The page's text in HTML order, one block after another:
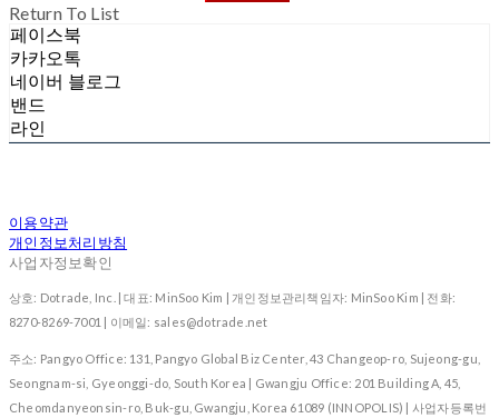
Return To List
페이스북
카카오톡
네이버 블로그
밴드
라인
이용약관
개인정보처리방침
사업자정보확인
상호: Dotrade, Inc. | 대표: MinSoo Kim | 개인정보관리책임자: MinSoo Kim | 전화:
8270-8269-7001 | 이메일: sales@dotrade.net
주소: Pangyo Office: 131, Pangyo Global Biz Center, 43 Changeop-ro, Sujeong-gu,
Seongnam-si, Gyeonggi-do, South Korea | Gwangju Office: 201 Building A, 45,
Cheomdanyeonsin-ro, Buk-gu, Gwangju, Korea 61089 (INNOPOLIS) | 사업자등록번